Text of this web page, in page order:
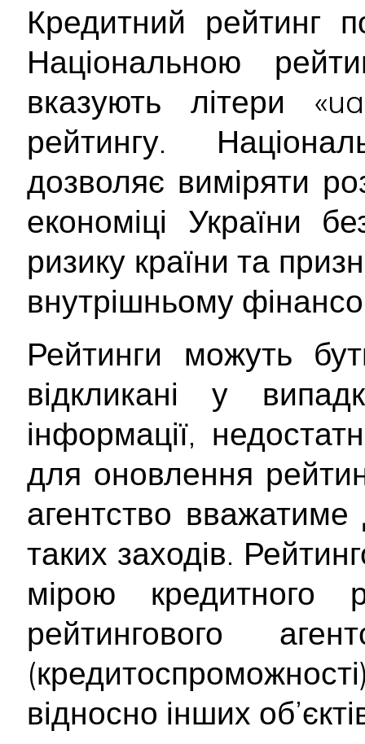
Кредитний рейтинг
Національною
вказують літери
рейтингу.
дозволяє виміряти
економіці України
ризику країни та
внутрішньому
Рейтинги можуть
відкликані у
інформації,
для оновлення
агентство вважатиме
таких заходів.
мірою
рейтингового
відносно інших